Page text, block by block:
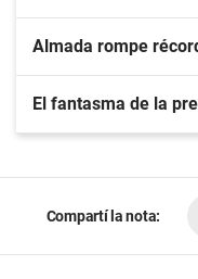
Almada rompe
El fantasma de la
Compartí la nota: